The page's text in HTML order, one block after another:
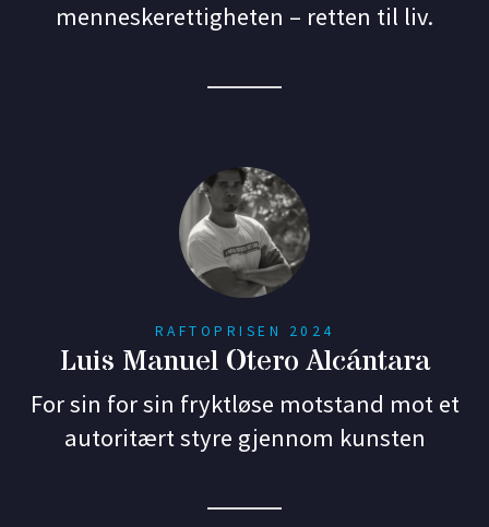
menneskerettigheten – retten til liv.
RAFTOPRISEN 2024
Luis Manuel Otero Alcántara
For sin for sin fryktløse motstand mot et
autoritært styre gjennom kunsten